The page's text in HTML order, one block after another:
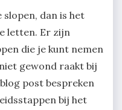
slopen, dan is het
letten. Er zijn
die je kunt nemen
gewond raakt bij
post bespreken
bij het